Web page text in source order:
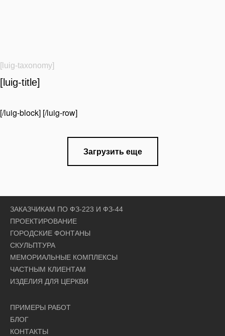
[luig-taxonomy]
[luig-title]
[/luig-block] [/luig-row]
Загрузить еще
ЗАКАЗЧИКАМ ПО ФЗ-223 И ФЗ-44
ПРОЕКТИРОВАНИЕ
ГОРОДСКИЕ ФОНТАНЫ
СКУЛЬПТУРА
МЕМОРИАЛЬНЫЕ КОМПЛЕКСЫ
ЧАСТНЫМ КЛИЕНТАМ
ИЗДЕЛИЯ ДЛЯ ЦЕРКВИ
ПРИМЕРЫ РАБОТ
БЛОГ
КОНТАКТЫ